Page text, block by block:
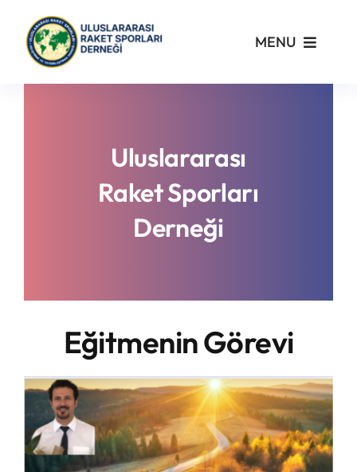
content
MENU
Kurumsal
Branşlar
İletişim
Uluslararası
Raket Sporları
Derneği
Eğitmenin Görevi